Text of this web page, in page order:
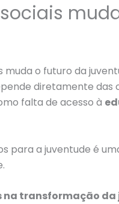
muda o futuro da
diretamente
falta de acesso à
para a juventude é
na transformação